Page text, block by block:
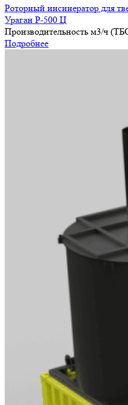
Роторный инсинератор для
Ураган Р-500 Ц
Производительность м3/ч
Подробнее